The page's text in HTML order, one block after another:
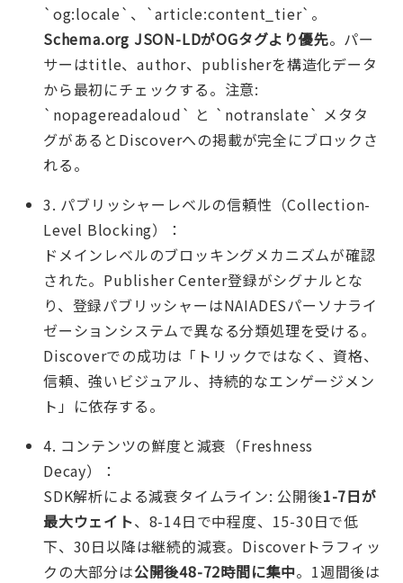
`og:locale`、`article:content_tier`。
Schema.org JSON-LDがOGタグより優先。パー
サーはtitle、author、publisherを構造化データ
から最初にチェックする。注意:
`nopagereadaloud` と `notranslate` メタタ
グがあるとDiscoverへの掲載が完全にブロックさ
れる。
3. パブリッシャーレベルの信頼性（Collection-
Level Blocking）：
ドメインレベルのブロッキングメカニズムが確認
された。Publisher Center登録がシグナルとな
り、登録パブリッシャーはNAIADESパーソナライ
ゼーションシステムで異なる分類処理を受ける。
Discoverでの成功は「トリックではなく、資格、
信頼、強いビジュアル、持続的なエンゲージメン
ト」に依存する。
4. コンテンツの鮮度と減衰（Freshness
Decay）：
SDK解析による減衰タイムライン: 公開後1-7日が
最大ウェイト、8-14日で中程度、15-30日で低
下、30日以降は継続的減衰。Discoverトラフィッ
クの大部分は公開後48-72時間に集中。1週間後は